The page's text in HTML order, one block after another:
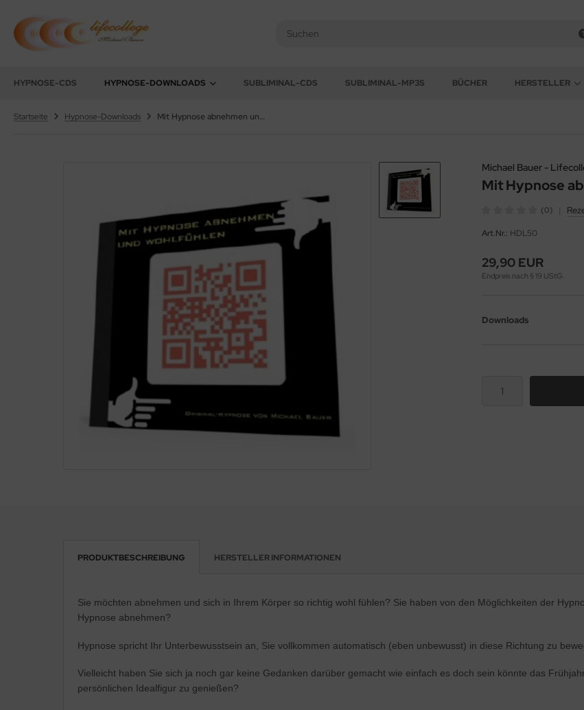
HYPNOSE-CDS HYPNOSE-DOWNLOADS SUBLIMINAL-CDS SUBLIMINAL-MP3S BÜCHER HERSTELLER
Startseite Hypnose-Downloads Mit Hypnose abnehmen und wohlfühlen - MP3-Download
Michael Bauer -
Mit Hypnose
(0)
Art.Nr.: HDL50
29,90 EUR
Endpreis nach § 19 UStG.
Downloads
PRODUKTBESCHREIBUNG HERSTELLER INFORMATIONEN
Sie möchten abnehmen und sich in Ihrem Körper so richtig wohl fühlen? Sie haben von den Möglichkeiten der
Hypnose abnehmen?
Hypnose spricht Ihr Unterbewusstsein an, Sie vollkommen automatisch (eben unbewusst) in diese Richtung zu
Vielleicht haben Sie sich ja noch gar keine Gedanken darüber gemacht wie einfach es doch sein könnte das
persönlichen Idealfigur zu genießen?
Bauer - Lifecollege